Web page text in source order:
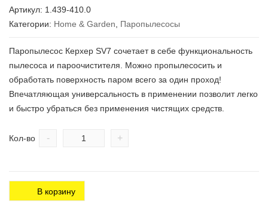
Артикул: 1.439-410.0
Категории: Home & Garden Паропылесосы
Паропылесос Керхер SV7 сочетает в себе функциональность
пылесоса и пароочистителя. Можно пропылесосить и
обработать поверхность паром всего за один проход!
Впечатляющая универсальность в применении позволит легко
и быстро убраться без применения чистящих средств.
Кол-во - +
В корзину